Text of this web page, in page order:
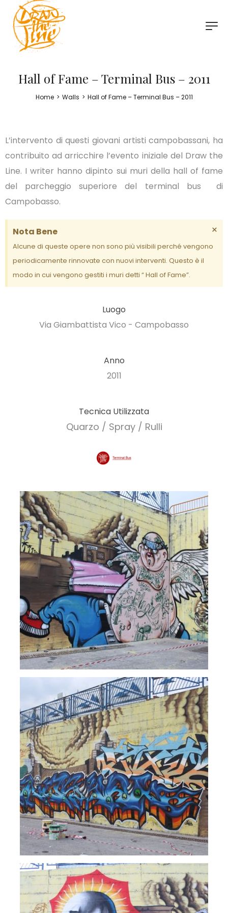
Hall of Fame – Terminal Bus – 2011
Home > Walls > Hall of Fame – Terminal Bus – 2011
L’intervento di questi giovani artisti campobassani, ha
contribuito ad arricchire l’evento iniziale del Draw the
Line. I writer hanno dipinto sui muri della hall of fame
del parcheggio superiore del terminal bus di
Campobasso.
Nota Bene
Alcune di queste opere non sono più visibili perché vengono
periodicamente rinnovate con nuovi interventi. Questo è il
modo in cui vengono gestiti i muri detti “ Hall of Fame”.
×
Luogo
Via Giambattista Vico - Campobasso
Anno
2011
Tecnica Utilizzata
Quarzo / Spray / Rulli